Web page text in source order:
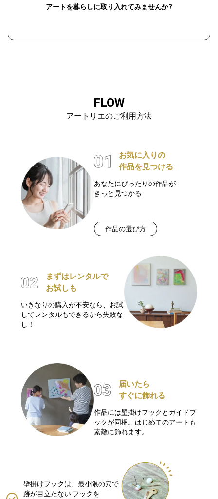
アートを暮らしに取り入れてみませんか?
FLOW
アートリエのご利用方法
お気に入りの
作品を見つける
あなたにぴったりの作品が
きっと見つかる
作品の選び方
まずはレンタルで
お試しも
いきなりの購入が不安なら、お試
しでレンタルもできるから失敗な
し！
届いたら
すぐに飾れる
作品には壁掛けフックとガイドブ
ックが同梱。はじめてのアートも
素敵に飾れます。
壁掛けフックは、最小限の穴で
跡が目立たない フックを